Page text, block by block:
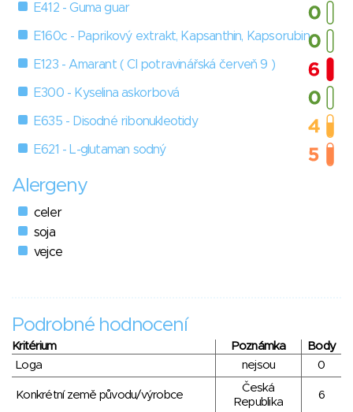
E412 - Guma guar
E160c - Paprikový extrakt, Kapsanthin, Kapsorubin
E123 - Amarant ( Cl potravinářská červeň 9 )
E300 - Kyselina askorbová
E635 - Disodné ribonukleotidy
E621 - L-glutaman sodný
Alergeny
celer
soja
vejce
Podrobné hodnocení
Kritérium Poznámka
Body
Loga
nejsou 0
Konkrétní země původu/výrobce
Česká
Republika
6